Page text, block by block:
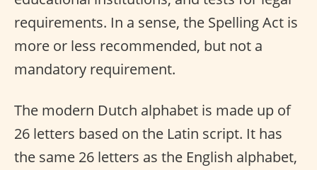
requirements. In a sense, the Spelling Act is
more or less recommended, but not a
mandatory requirement.
The modern Dutch alphabet is made up of
26 letters based on the Latin script. It has
the same 26 letters as the English alphabet,